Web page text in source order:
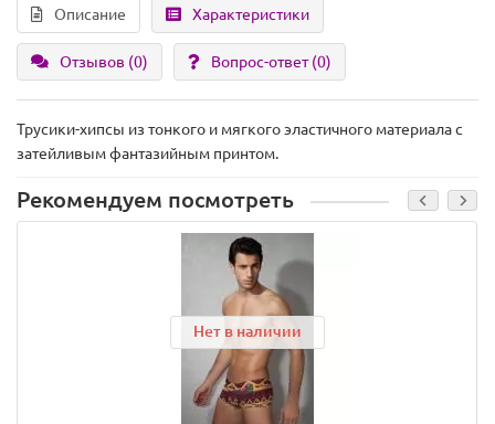
Описание Характеристики
Отзывов (0) Вопрос-ответ(0)
Трусики-хипсы из тонкого и мягкого эластичного материала с
затейливым фантазийным принтом.
Рекомендуем посмотреть
Нет в наличии